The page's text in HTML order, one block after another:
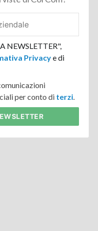
NEWSLETTER",
Privacye di
per conto di terzi.